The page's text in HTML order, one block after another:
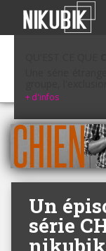
+d'infos
Un
série
nikubik